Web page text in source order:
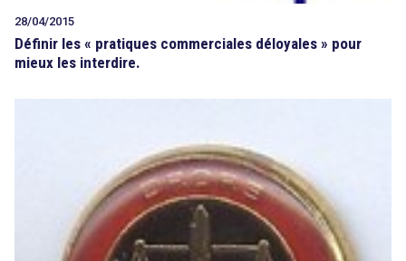
28/04/2015
Définir les « pratiques commerciales déloyales » pour
mieux les interdire.